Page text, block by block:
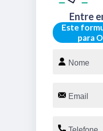
Este
para
Entre